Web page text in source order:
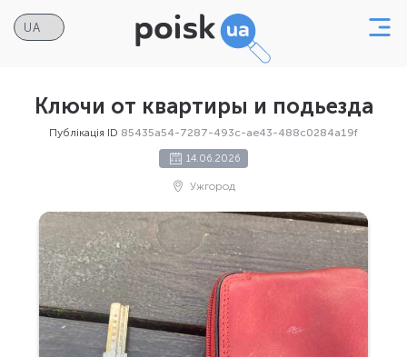
Ключи от квартиры и подьезда
Публікація ID 85435a54-7287-493c-ae43-488c0284a19f
14.06.2026
Ужгород